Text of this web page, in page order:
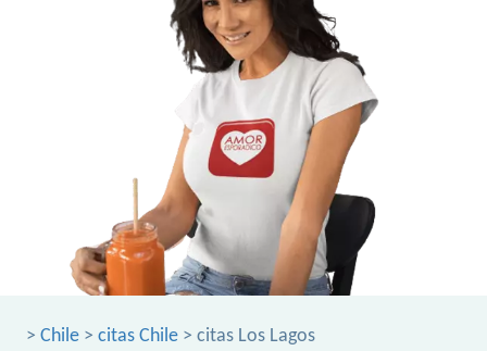
> Chile > citas Chile > citas Los Lagos